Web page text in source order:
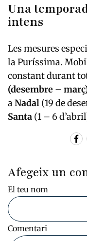
Una
intens
Les mesures
la Puríssima.
constant durant
(desembre –
aNadal (19 de
Santa (1 – 6
Afegeix un
El teu nom
Comentari